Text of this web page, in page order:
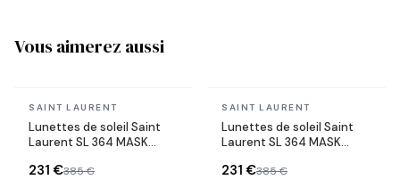
Vous aimerez aussi
En stock
SAINT LAURENT
Lunettes de soleil Saint
Laurent SL 364 MASK
231 €385 €
En stock
SAINT LAURENT
Lunettes de soleil Saint
Laurent SL 364 MASK
231 €385 €